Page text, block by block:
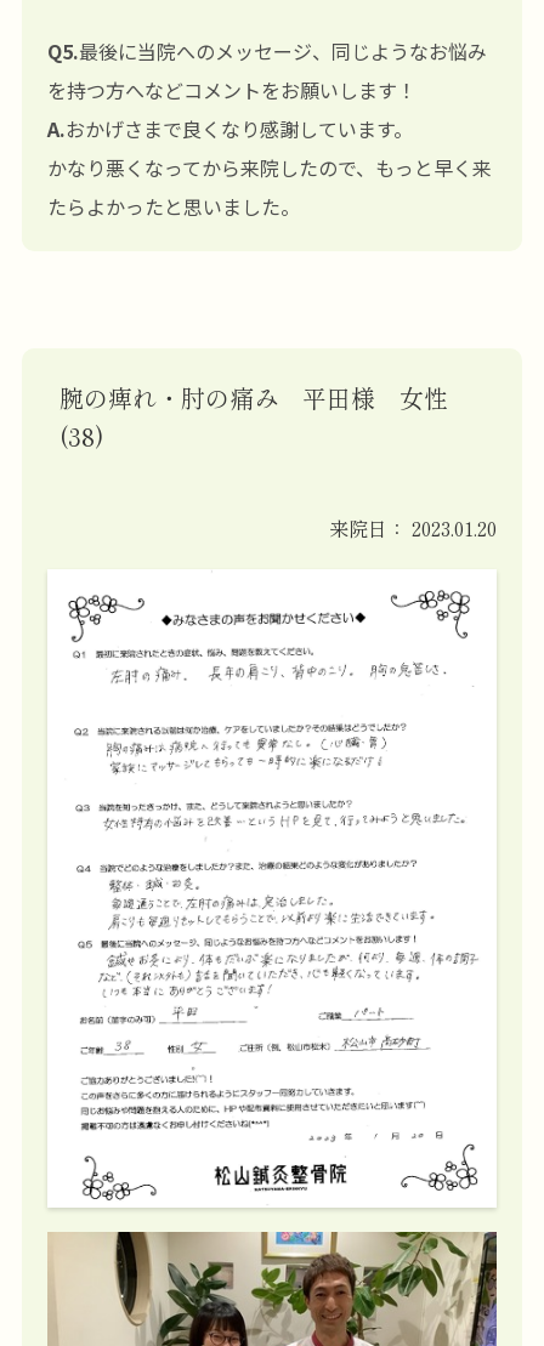
Q5.最後に当院へのメッセージ、同じようなお悩み
を持つ方へなどコメントをお願いします！
A.おかげさまで良くなり感謝しています。
かなり悪くなってから来院したので、もっと早く来
たらよかったと思いました。
腕の痺れ・肘の痛み 平田様 女性
(38)
来院日： 2023.01.20